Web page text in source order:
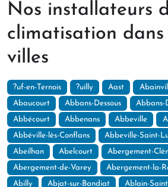
Nos installateurs
climatisation dans
villes
?uf-en-Ternois ?uilly Aast
Abaucourt Abbans-Dessous Abbans-
Abbécourt Abbenans Abbeville
Abbéville-lès-Conflans Abbeville-Saint-
Abeilhan Abelcourt Abergement-
Abergement-de-Varey Abergement-la-
Abilly Abjat-sur-Bandiat Ablain-